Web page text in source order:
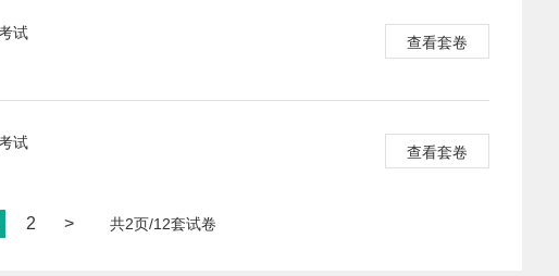
试
查看套卷
试
查看套卷
2 > 共2页/12套试卷